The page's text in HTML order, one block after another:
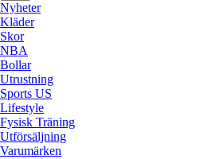
Nyheter
Kläder
Skor
NBA
Bollar
Utrustning
Sports US
Lifestyle
Fysisk Träning
Utförsäljning
Varumärken